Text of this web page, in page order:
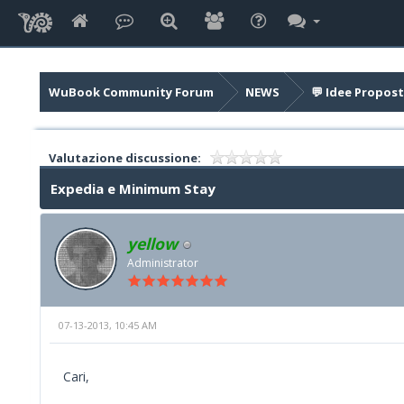
WuBook Community Forum NEWS 💬 Idee
Valutazione discussione:
Expedia e Minimum Stay
yellow
Administrator
07-13-2013, 10:45 AM
Cari,